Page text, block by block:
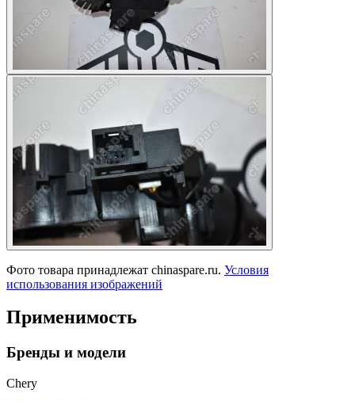
Фото товара принадлежат chinaspare.ru. Условия
использования изображений
Применимость
Бренды и модели
Chery